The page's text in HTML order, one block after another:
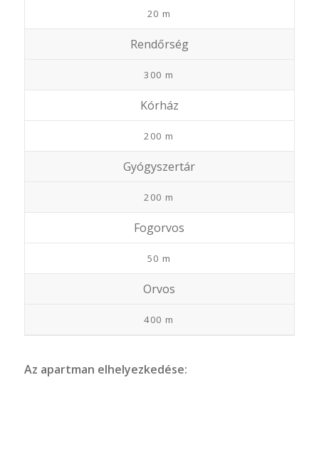
20 m
Rendőrség
300 m
Kórház
200 m
Gyógyszertár
200 m
Fogorvos
50 m
Orvos
400 m
Az apartman elhelyezkedése: